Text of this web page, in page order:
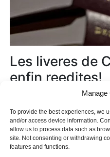
Manage
To provide the best experiences, we
and/or access device information.
allow us to process data such as
site. Not consenting or withdrawing
features and functions.
Les liveres de
enfin reedites!